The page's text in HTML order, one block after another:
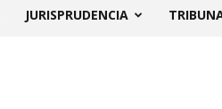
JURISPRUDENCIA